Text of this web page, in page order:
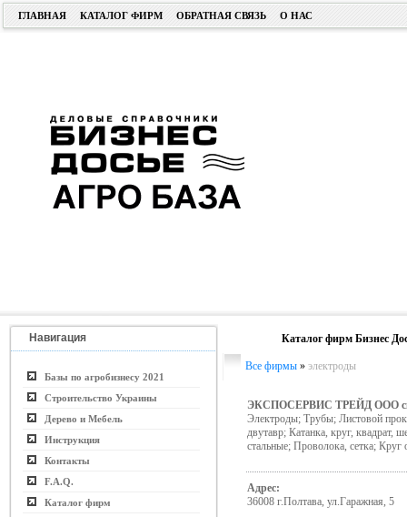
ГЛАВНАЯ КАТАЛОГ ФИРМ ОБРАТНАЯ СВЯЗЬ О НАС
Навигация
Базы по агробизнесу 2021
Строительство Украины
Дерево и Мебель
Инструкция
Контакты
F.A.Q.
Каталог фирм
Каталог фирм Бизнес
Все фирмы » электроды
ЭКСПОСЕРВИС ТРЕЙД ООО
Электроды; Трубы; Листовой
двутавр; Катанка, круг, квадрат,
стальные; Проволока, сетка; Круг
Адрес:
36008 г.Полтава, ул.Гаражная, 5